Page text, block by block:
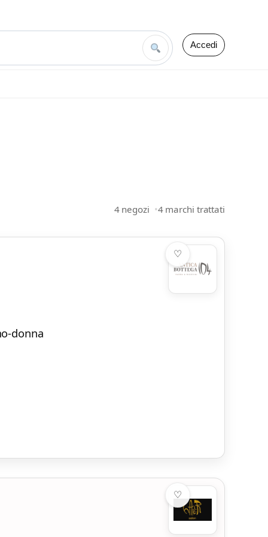
Accedi
4 negozi 4 marchi trattati
♡
donna
♡